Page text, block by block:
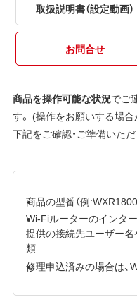
取扱説明書（設定動画）
お問合せ
商品を操作可能な状況でご
す。 (操作をお願いする場
下記をご確認・ご準備いた
商品の型番（例
Wi-Fiルーターのインタ
提供の接続先ユーザー
類
修理申込済みの場合は、